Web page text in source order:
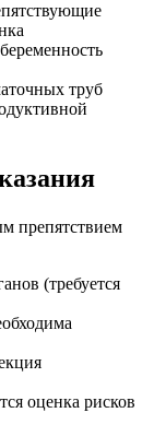
труб
препятствием
(требуется
оценка рисков